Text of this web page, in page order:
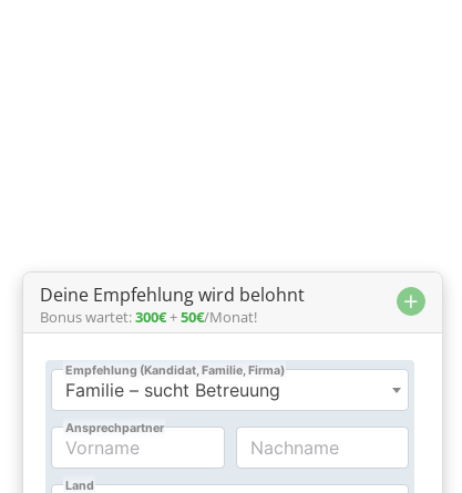
Kontaktieren Sie uns


Deine Empfehlung wird belohnt
Bonus wartet:300€+50€/Monat! +